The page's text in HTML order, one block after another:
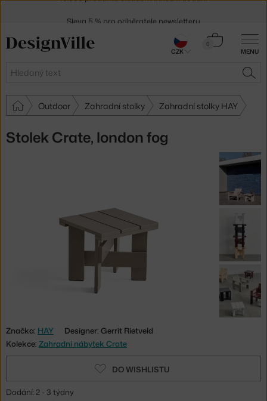
MENU
Hledat
0
Košík
Outdoor Zahradní stolky Zahradní stolky HAY
Stolek Crate, london fog
Značka: HAY
Designer: Gerrit Rietveld
Kolekce: Zahradní nábytek Crate
DO WISHLISTU
Dodání: 2 - 3 týdny
30 dní na vrácení zboží
CZK